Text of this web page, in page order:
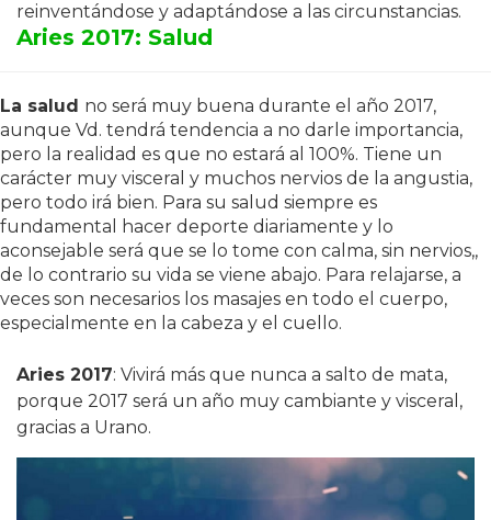
reinventándose y adaptándose a las circunstancias.
Aries 2017: Salud
La salud no será muy buena durante el año 2017,
aunque Vd. tendrá tendencia a no darle importancia,
pero la realidad es que no estará al 100%. Tiene un
carácter muy visceral y muchos nervios de la angustia,
pero todo irá bien. Para su salud siempre es
fundamental hacer deporte diariamente y lo
aconsejable será que se lo tome con calma, sin nervios,,
de lo contrario su vida se viene abajo. Para relajarse, a
veces son necesarios los masajes en todo el cuerpo,
especialmente en la cabeza y el cuello.
Aries 2017: Vivirá más que nunca a salto de mata,
porque 2017 será un año muy cambiante y visceral,
gracias a Urano.